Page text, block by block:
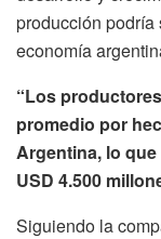
producción
economía
“Los
promedio por
Argentina, lo
USD 4.500
Siguiendo la